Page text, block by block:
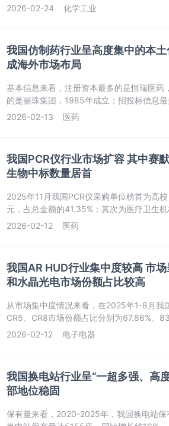
2026-02-24
化学工业
我国仿制药行业呈高度集中的本
成海外市场布局
基本信息来看，注册资本最多的是恒瑞医
的是丽珠集团，1985年成立；招投标信息
条。
2026-02-13 医药
我国PCR仪行业市场扩容 其中赛
生物中标数量居首
2025年11月我国PCR仪采购单位榜首为高
元，占总金额的41.35%；其次为医疗卫生
万元，占总金额的36.93%。
2026-02-12 医药
我国AR HUD行业集中度较高 市
和水晶光电市场份额占比较高
从市场集中度情况来看，在2025年1-8月我
CR5、CR8市场份额占比分别为67.86%、
我国AR HUD前装市场集中度较高。
2026-02-12 电子电器
我国换电站行业呈“一超多强、高
部地位稳固
保有量来看，2020-2025年，我国换电站